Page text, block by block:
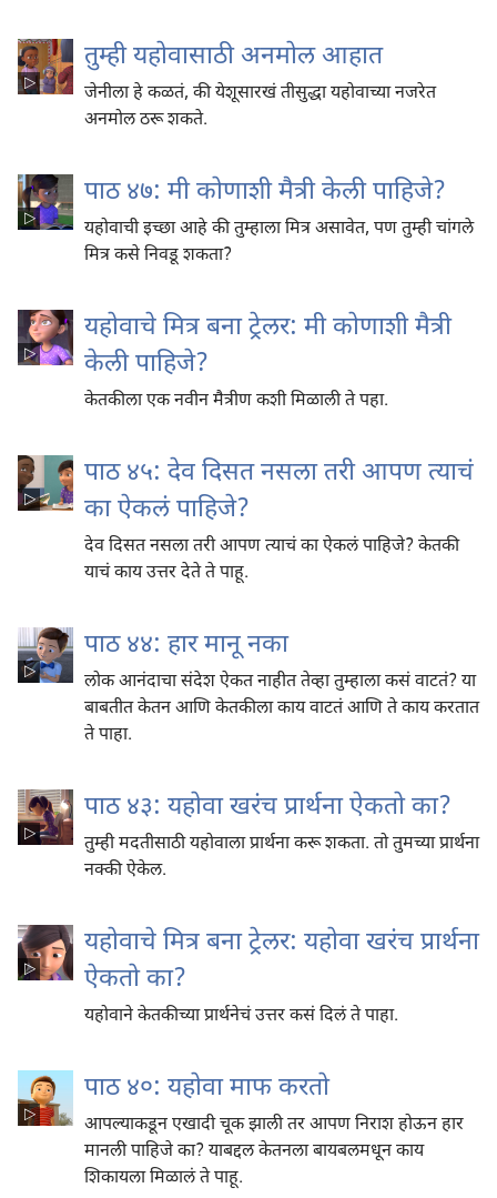
तुम्ही यहोवासाठी अनमोल आहात
जेनीला हे कळतं, की येशूसारखं तीसुद्धा यहोवाच्या नजरेत
अनमोल ठरू शकते.
पाठ ४७: मी कोणाशी मैत्री केली पाहिजे?
यहोवाची इच्छा आहे की तुम्हाला मित्र असावेत, पण तुम्ही चांगले
मित्र कसे निवडू शकता?
यहोवाचे मित्र बना ट्रेलर: मी कोणाशी मैत्री
केली पाहिजे?
केतकीला एक नवीन मैत्रीण कशी मिळाली ते पहा.
पाठ ४५: देव दिसत नसला तरी आपण त्याचं
का ऐकलं पाहिजे?
देव दिसत नसला तरी आपण त्याचं का ऐकलं पाहिजे? केतकी
याचं काय उत्तर देते ते पाहू.
पाठ ४४: हार मानू नका
लोक आनंदाचा संदेश ऐकत नाहीत तेव्हा तुम्हाला कसं वाटतं? या
बाबतीत केतन आणि केतकीला काय वाटतं आणि ते काय करतात
ते पाहा.
पाठ ४३: यहोवा खरंच प्रार्थना ऐकतो का?
तुम्ही मदतीसाठी यहोवाला प्रार्थना करू शकता. तो तुमच्या प्रार्थना
नक्की ऐकेल.
यहोवाचे मित्र बना ट्रेलर: यहोवा खरंच प्रार्थना
ऐकतो का?
यहोवाने केतकीच्या प्रार्थनेचं उत्तर कसं दिलं ते पाहा.
पाठ ४०: यहोवा माफ करतो
आपल्याकडून एखादी चूक झाली तर आपण निराश होऊन हार
मानली पाहिजे का? याबद्दल केतनला बायबलमधून काय
शिकायला मिळालं ते पाहू.